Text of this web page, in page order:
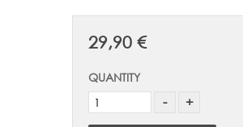
29,90 €
QUANTITY